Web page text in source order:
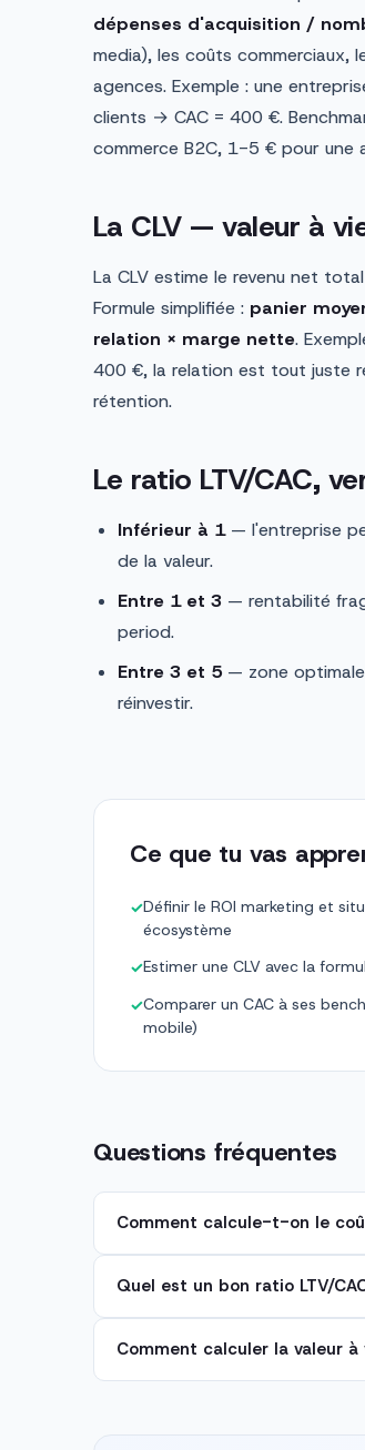
dépenses d'acquisition /
media), les coûts commerciaux,
agences. Exemple : une
clients → CAC = 400 €.
commerce B2C, 1-5 € pour une
La CLV — valeur à
La CLV estime le revenu net
Formule simplifiée : panier
relation × marge nette.
400 €, la relation est tout juste
rétention.
Le ratio LTV/CAC,
Inférieur à 1— l'entreprise
de la valeur.
Entre 1 et 3 — rentabilité
period.
Entre 3 et 5 — zone
réinvestir.
Ce que tu vas
✓Définir le ROI marketing et
écosystème
✓Estimer une CLV avec la
✓Comparer un CAC à ses
mobile)
Questions fréquentes
Comment calcule-t-on le
Quel est un bon ratio LTV/
Comment calculer la valeur